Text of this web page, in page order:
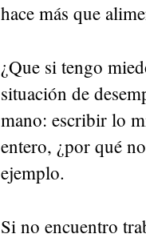
hace más que
¿Que si tengo
situación de
mano: escribir lo
entero, ¿por qué
ejemplo.
Si no encuentro